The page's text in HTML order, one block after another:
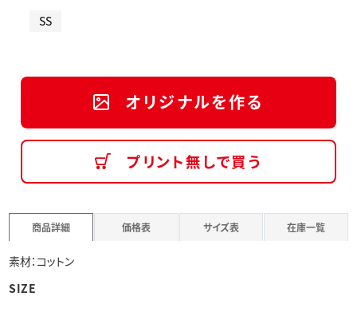
SS
オリジナルを作る
プリント無しで買う
商品詳細 価格表 サイズ表 在庫一覧
素材：コットン
SIZE